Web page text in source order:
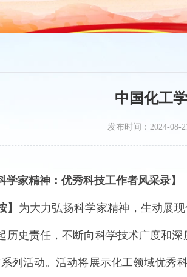
中国化工
发布时间：2024-
学家精神：优秀科技工作者风采录】
】 为大力弘扬科学家精神，生动展
历史责任，不断向科学技术广度和
列活动。活动将展示化工领域优秀